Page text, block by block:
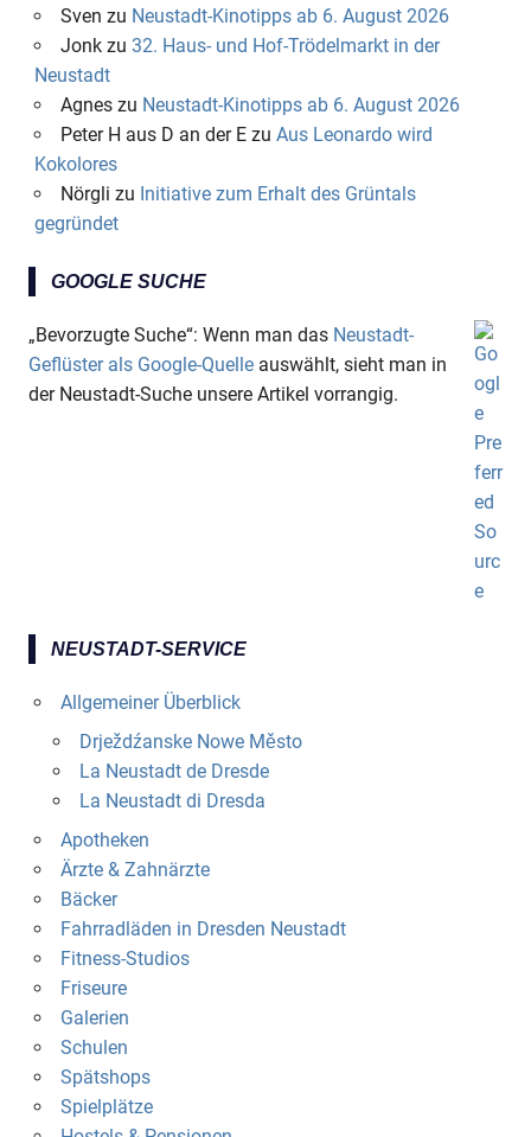
Sven zu Neustadt-Kinotipps ab 6. August 2026
Jonkzu 32. Haus- und Hof-Trödelmarkt in der
Neustadt
Agneszu Neustadt-Kinotipps ab 6. August 2026
Peter H aus D an der Ezu Aus Leonardo wird
Kokolores
Nörgli zu Initiative zum Erhalt des Grüntals
gegründet
GOOGLE SUCHE
„Bevorzugte Suche“: Wenn man das Neustadt-
Geflüster als Google-Quelle auswählt, sieht man in
der Neustadt-Suche unsere Artikel vorrangig.
NEUSTADT-SERVICE
Allgemeiner Überblick
Drježdźanske Nowe Město
La Neustadt de Dresde
La Neustadt di Dresda
Apotheken
Ärzte & Zahnärzte
Bäcker
Fahrradläden in Dresden Neustadt
Fitness-Studios
Friseure
Galerien
Schulen
Spätshops
Spielplätze